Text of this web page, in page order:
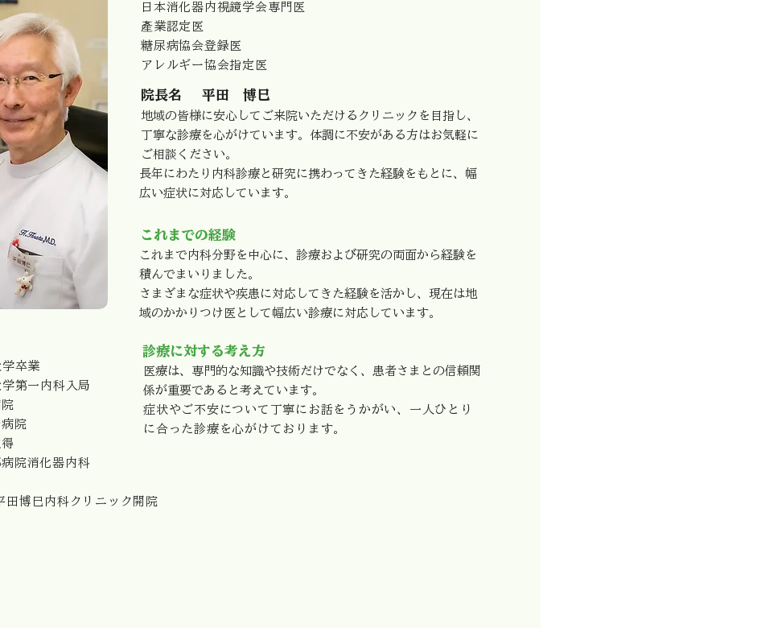
日本消化器内視鏡学会専門医
產業認定医
糖尿病協会登録医
アレルギー協会指定医
院長名 平田 博巳
地域の皆様に安心してご来院いただけるクリニックを目指し、
丁寧な診療を心がけています。体調に不安がある方はお気軽に
ご相談ください。
長年にわたり内科診療と研究に携わってきた経験をもとに、幅
広い症状に対応しています。
これまでの経験
これまで内科分野を中心に、診療および研究の両面から経験を
積んでまいりました。
さまざまな症状や疾患に対応してきた経験を活かし、現在は地
域のかかりつけ医として幅広い診療に対応しています。
卒業
第一内科入局
院
院消化器内科
巳内科クリニック開院
診療に対する考え方
医療は、専門的な知識や技術だけでなく、患者さまとの信頼関
係が重要であると考えています。
症状やご不安について丁寧にお話をうかがい、一人ひとり
に合った診療を心がけております。